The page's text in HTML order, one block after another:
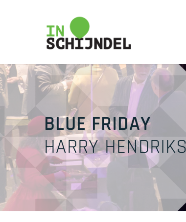
BLUE FRIDAY
HARRY HENDRIKS